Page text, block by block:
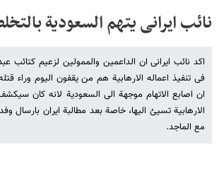
نائب ایرانی یتهم السعودیة
اکد نائب ایرانی ان الداعمین والممولین لزعیم کتائب
فی تنفیذ اعماله الارهابیة هم من یقفون الیوم وراء
ان اصابع الاتهام موجهة الى السعودیة لانه کان
الارهابیة تسیئ الیها، خاصة بعد مطالبة ایران بارسال
مع الماجد.